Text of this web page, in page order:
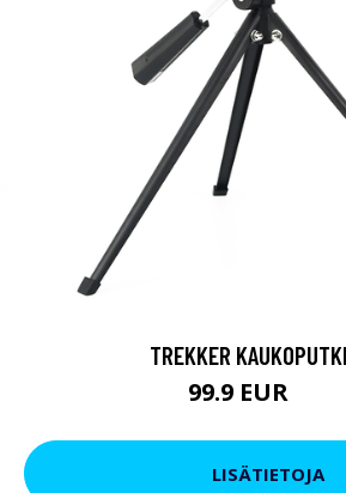
TREKKER
99.9 EUR
LISÄTIETOJA